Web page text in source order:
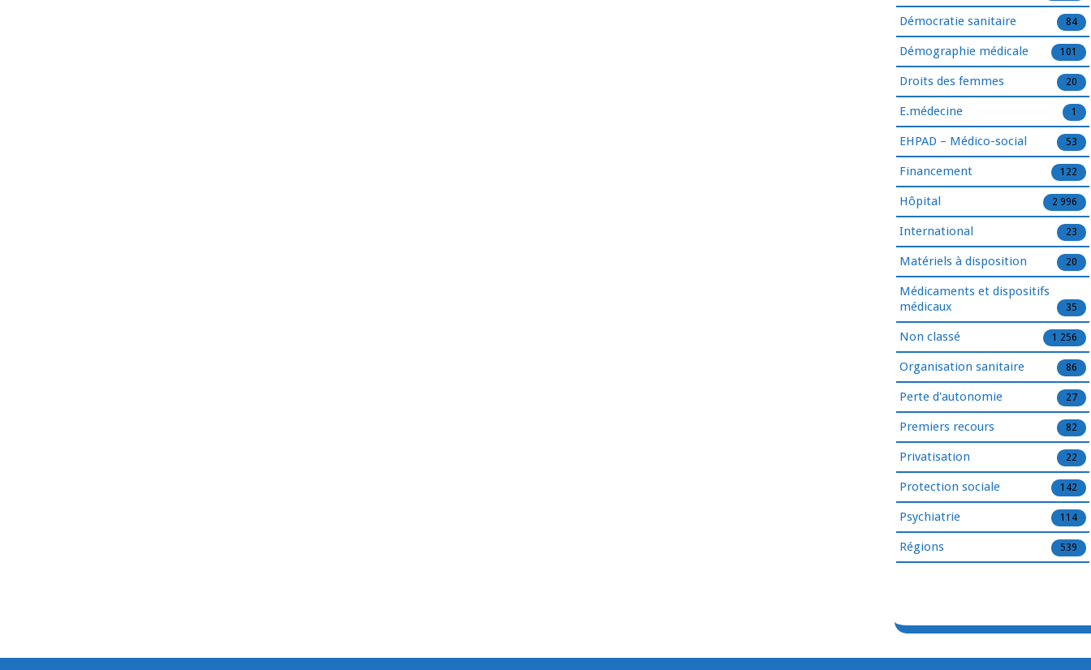
Démocratie sanitaire 84
Démographie médicale 101
Droits des femmes 20
E.médecine 1
EHPAD – Médico-social 53
Financement 122
Hôpital 2 996
International 23
Matériels à disposition 20
Médicaments et dispositifs
médicaux
35
Non classé 1 256
Organisation sanitaire 86
Perte d'autonomie 27
Premiers recours 82
Privatisation 22
Protection sociale 142
Psychiatrie 114
Régions 539